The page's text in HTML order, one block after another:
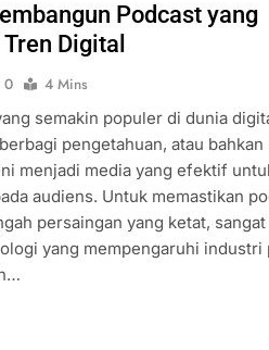
Podcast yang
Digital
0
4 Mins
semakin populer di dunia
pengetahuan, atau bahkan
menjadi media yang efektif
audiens. Untuk memastikan
persaingan yang ketat,
yang mempengaruhi industri